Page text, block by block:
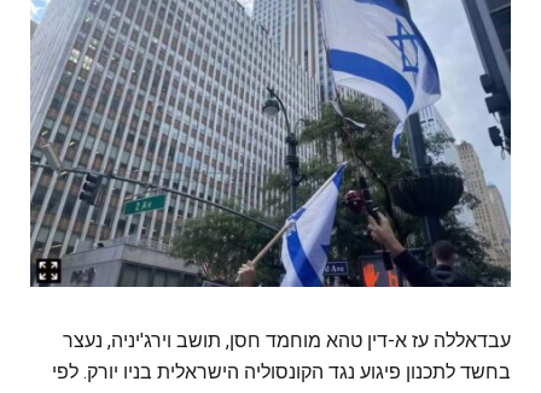
עבדאללה עז א-דין טהא מוחמד חסן, תושב וירג'יניה, נעצר
בחשד לתכנון פיגוע נגד הקונסוליה הישראלית בניו יורק. לפי